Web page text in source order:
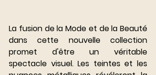
La fusion de la Mode et de la Beauté
dans cette nouvelle collection
promet d'être un véritable
spectacle visuel. Les teintes et les